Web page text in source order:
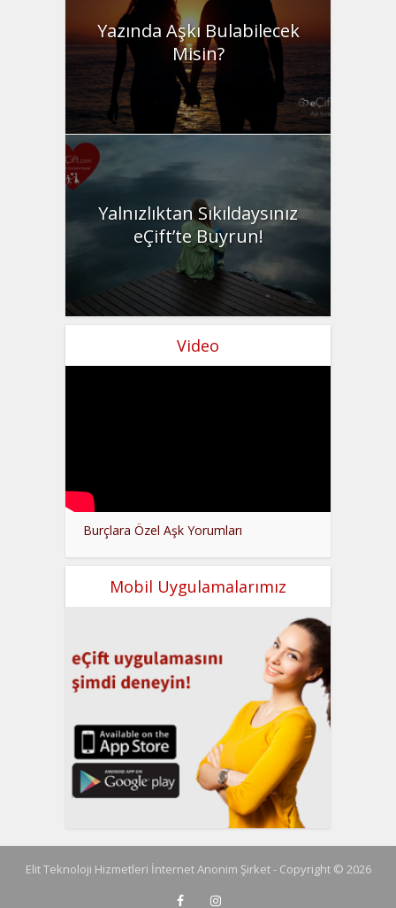
Yazında Aşkı Bulabilecek
Misin?
Yalnızlıktan Sıkıldaysınız
eÇift’te Buyrun!
Video
Burçlara Özel Aşk Yorumları
Mobil Uygulamalarımız
Elit Teknoloji Hizmetleri İnternet Anonim Şirket - Copyright © 2026